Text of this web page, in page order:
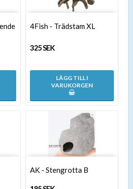
4Fish - Trädstam XL
325 SEK
LÄGG TILL I
VARUKORGEN
AK - Stengrotta B